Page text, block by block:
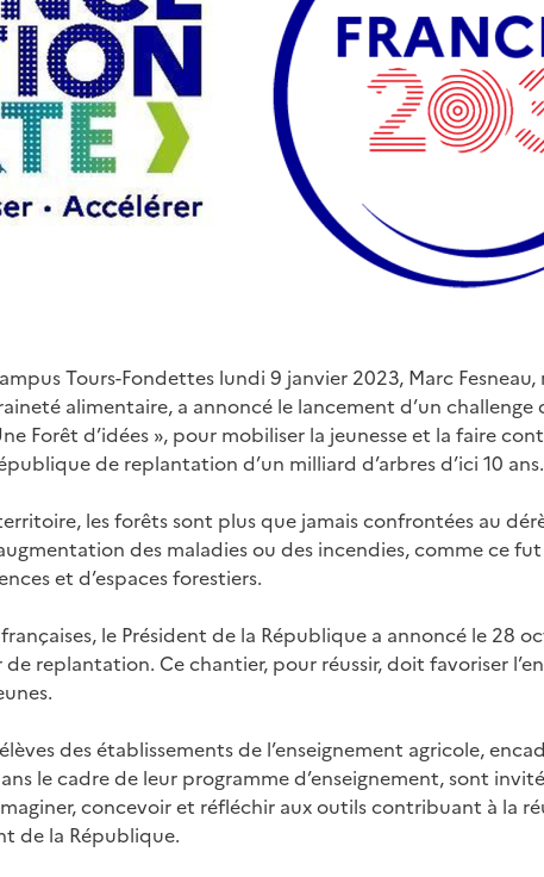
Tours-Fondettes lundi 9 janvier 2023, Marc
alimentaire, a annoncé le lancement d’un challenge
Forêt d’idées », pour mobiliser la jeunesse et la faire
de replantation d’un milliard d’arbres d’ici 10 ans.
les forêts sont plus que jamais confrontées au
des maladies ou des incendies, comme ce
et d’espaces forestiers.
le Président de la République a annoncé le 28
replantation. Ce chantier, pour réussir, doit favoriser
des établissements de l’enseignement agricole,
le cadre de leur programme d’enseignement, sont
concevoir et réfléchir aux outils contribuant à la
de la République.